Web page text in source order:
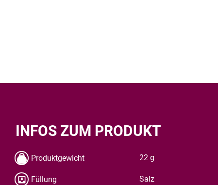
INFOS ZUM PRODUKT
Produktgewicht 22 g
Füllung Salz